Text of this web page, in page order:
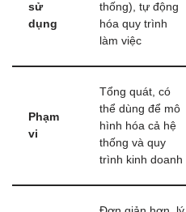
sử
dụng
thống), tự động
hóa quy trình
làm việc
Phạm
vi
Tổng quát, có
thể dùng để mô
hình hóa cả hệ
thống và quy
trình kinh doanh